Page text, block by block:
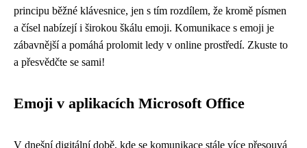
principu běžné klávesnice, jen s tím rozdílem, že kromě písmen
a čísel nabízejí i širokou škálu emoji. Komunikace s emoji je
zábavnější a pomáhá prolomit ledy v online prostředí. Zkuste to
a přesvědčte se sami!
Emoji v aplikacích Microsoft Office
V dnešní digitální době, kde se komunikace stále více přesouvá